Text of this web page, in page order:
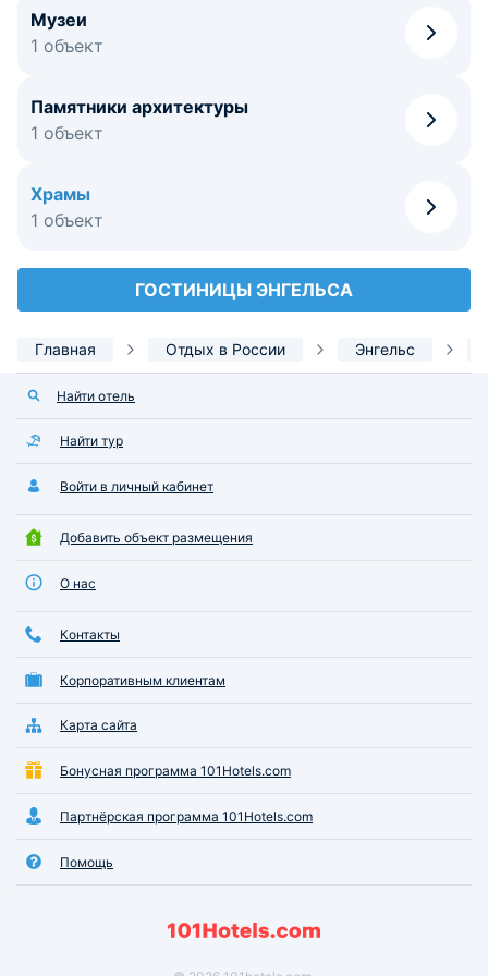
Музеи
1 объект
Памятники архитектуры
1 объект
Храмы
1 объект
ГОСТИНИЦЫ ЭНГЕЛЬСА
Главная Отдых в России Энгельс
Найти отель
Найти тур
Войти в личный кабинет
Добавить объект размещения
О нас
Контакты
Корпоративным клиентам
Карта сайта
Бонусная программа 101Hotels.com
Партнёрская программа 101Hotels.com
Помощь